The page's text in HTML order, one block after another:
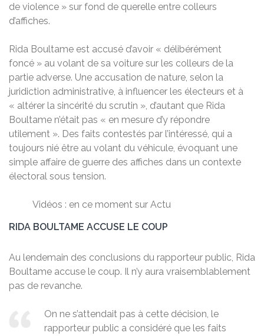
de violence » sur fond de querelle entre colleurs
d’affiches.
Rida Boultame est accusé d’avoir « délibérément
foncé » au volant de sa voiture sur les colleurs de la
partie adverse. Une accusation de nature, selon la
juridiction administrative, à influencer les électeurs et à
« altérer la sincérité du scrutin », d’autant que Rida
Boultame n’était pas « en mesure d’y répondre
utilement ». Des faits contestés par l’intéressé, qui a
toujours nié être au volant du véhicule, évoquant une
simple affaire de guerre des affiches dans un contexte
électoral sous tension.
Vidéos : en ce moment sur Actu
RIDA BOULTAME ACCUSE LE COUP
Au lendemain des conclusions du rapporteur public, Rida
Boultame accuse le coup. Il n’y aura vraisemblablement
pas de revanche.
On ne s’attendait pas à cette décision, le
rapporteur public a considéré que les faits